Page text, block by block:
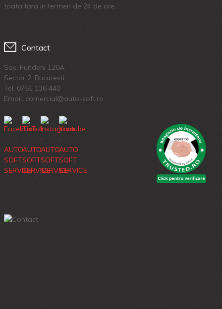
toata tara in termen de 24 de ore.
Contact
Sos. Fundeni 120A
Sector 2, Bucuresti
Tel: 0751 136 440
Email: comercial@auto-soft.ro